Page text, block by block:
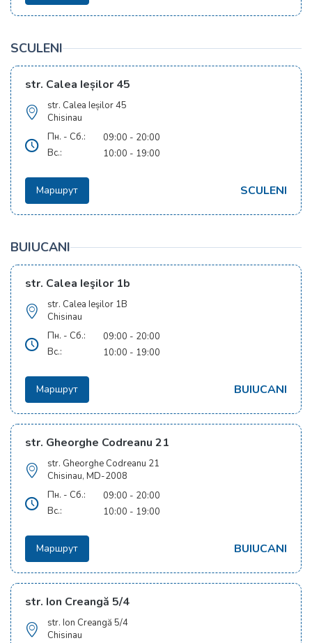
SCULENI
str. Calea Ieșilor 45
str. Calea Ieșilor 45
Chisinau
Пн. - Сб.:
09:00 - 20:00
Вс.:
10:00 - 19:00
SCULENI
Маршрут
BUIUCANI
str. Calea Ieşilor 1b
str. Calea Ieşilor 1B
Chisinau
Пн. - Сб.:
09:00 - 20:00
Вс.:
10:00 - 19:00
BUIUCANI
Маршрут
str. Gheorghe Codreanu 21
str. Gheorghe Codreanu 21
Chisinau, MD-2008
Пн. - Сб.:
09:00 - 20:00
Вс.:
10:00 - 19:00
BUIUCANI
Маршрут
str. Ion Creangă 5/4
str. Ion Creangă 5/4
Chisinau